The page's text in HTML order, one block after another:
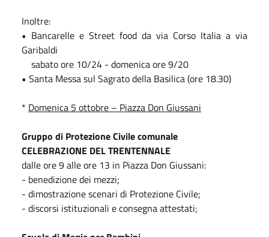
Inoltre:
• Bancarelle e Street food da via Corso Italia a via
Garibaldi
sabato ore 10/24 - domenica ore 9/20
• Santa Messa sul Sagrato della Basilica (ore 18.30)
* Domenica 5 ottobre – Piazza Don Giussani
Gruppo di Protezione Civile comunale
CELEBRAZIONE DEL TRENTENNALE
dalle ore 9 alle ore 13 in Piazza Don Giussani:
- benedizione dei mezzi;
- dimostrazione scenari di Protezione Civile;
- discorsi istituzionali e consegna attestati;